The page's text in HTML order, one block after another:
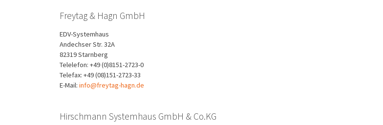
Freytag & Hagn GmbH
EDV-Systemhaus
Andechser Str. 32A
82319 Starnberg
Telelefon: +49 (0)8151-2723-0
Telefax: +49 (08)151-2723-33
E-Mail: info@freytag-hagn.de
Hirschmann Systemhaus GmbH & Co.KG